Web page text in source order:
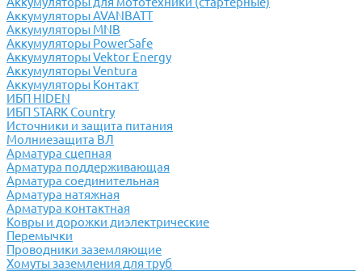
Аккумуляторы AVANBATT
Аккумуляторы MNB
Аккумуляторы PowerSafe
Аккумуляторы Vektor Energy
Аккумуляторы Ventura
Аккумуляторы Контакт
ИБП HIDEN
ИБП STARK Country
Источники и защита питания
Молниезащита ВЛ
Арматура сцепная
Арматура поддерживающая
Арматура соединительная
Арматура натяжная
Арматура контактная
Ковры и дорожки диэлектрические
Перемычки
Проводники заземляющие
Хомуты заземления для труб